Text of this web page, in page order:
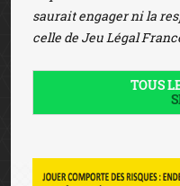
saurait engager ni la
celle de Jeu Légal
TOUS